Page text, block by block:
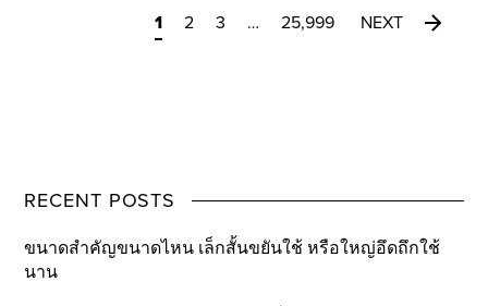
1 2 3 … 25,999 NEXT
RECENT POSTS
ขนาดสำคัญขนาดไหน เล็กสั้นขยันใช้ หรือใหญ่อึดถึกใช้
นาน